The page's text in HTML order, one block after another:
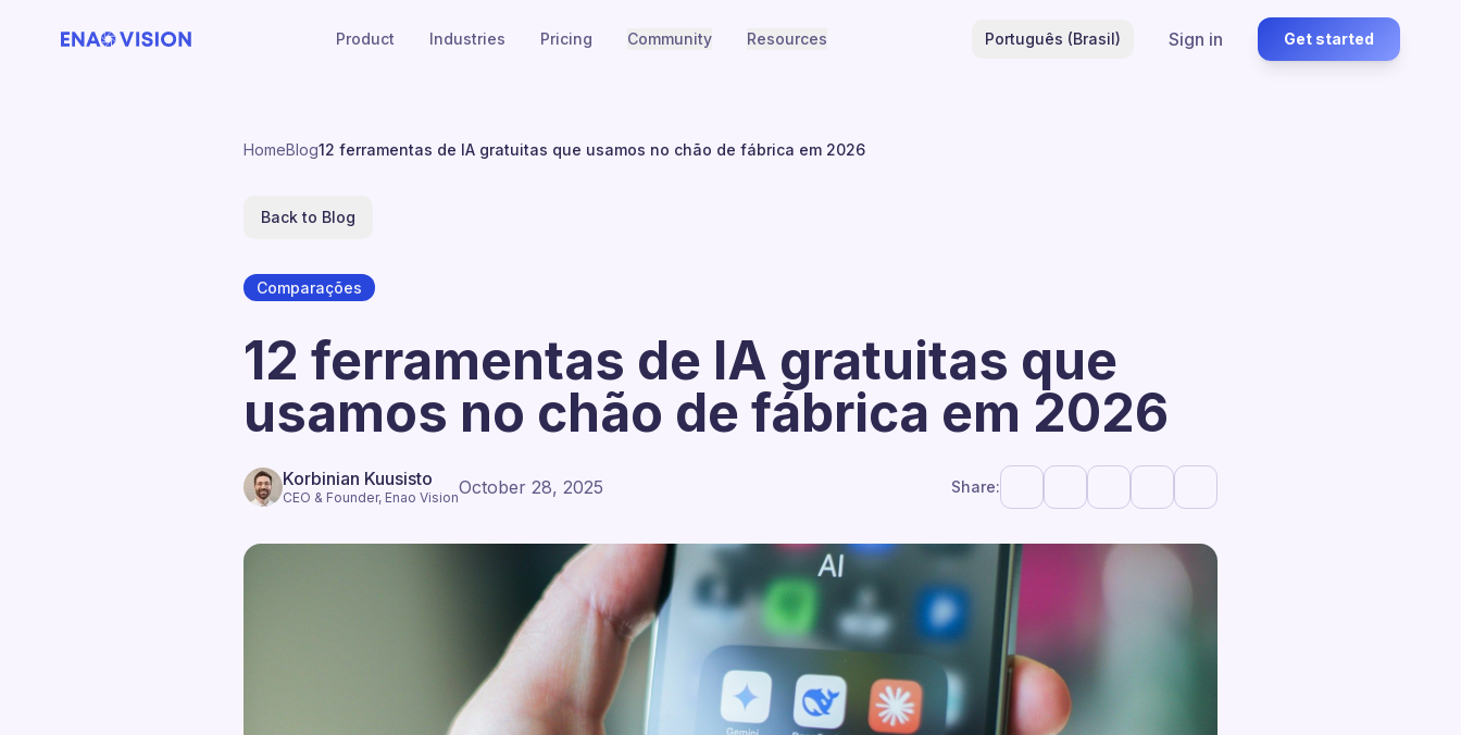
Product Industries Pricing Community Resources Português (Brasil) Sign in Get started
HomeBlog12 ferramentas de IA gratuitas que usamos no chão de fábrica em 2026
Back to Blog
Comparações
12 ferramentas de IA gratuitas que
usamos no chão de fábrica em 2026
Korbinian Kuusisto
CEO & Founder, Enao VisionOctober 28, 2025 Share: